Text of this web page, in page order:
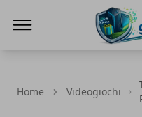
Home Videogiochi